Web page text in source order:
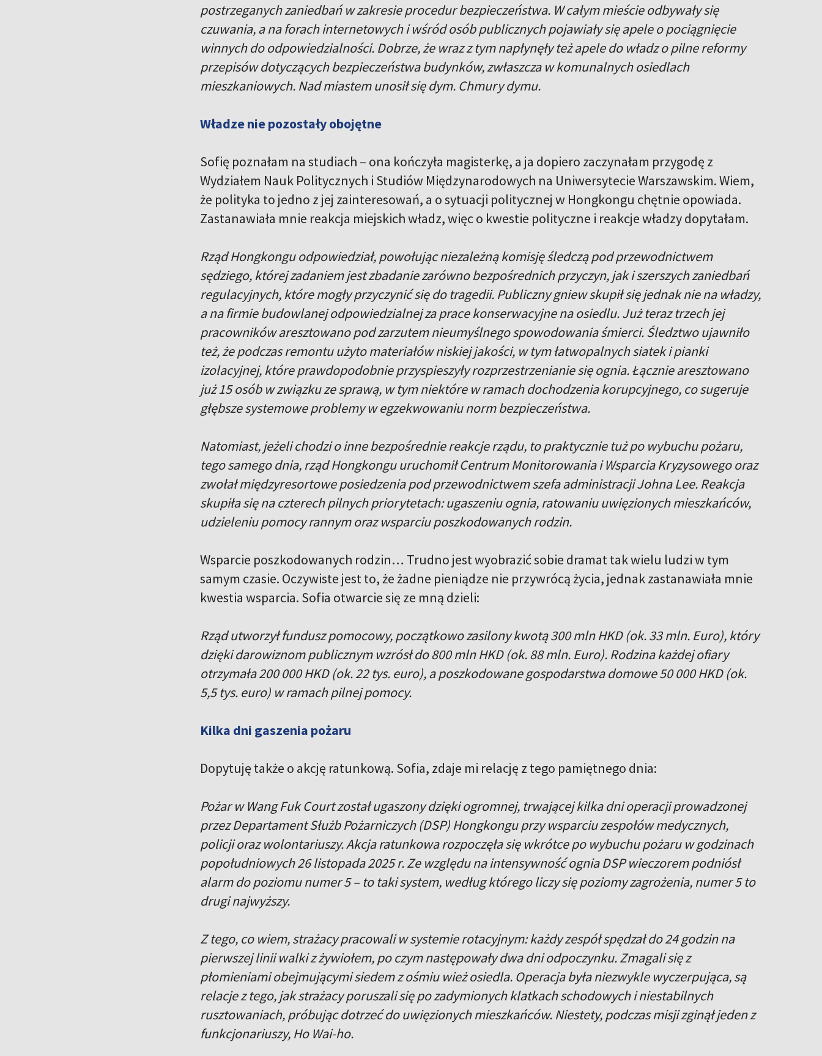
postrzeganych zaniedbań w zakresie procedur bezpieczeństwa. W całym mieście odbywały się
czuwania, a na forach internetowych i wśród osób publicznych pojawiały się apele o pociągnięcie
winnych do odpowiedzialności. Dobrze, że wraz z tym napłynęły też apele do władz o pilne reformy
przepisów dotyczących bezpieczeństwa budynków, zwłaszcza w komunalnych osiedlach
mieszkaniowych. Nad miastem unosił się dym. Chmury dymu.
Władze nie pozostały obojętne
Sofię poznałam na studiach – ona kończyła magisterkę, a ja dopiero zaczynałam przygodę z
Wydziałem Nauk Politycznych i Studiów Międzynarodowych na Uniwersytecie Warszawskim. Wiem,
że polityka to jedno z jej zainteresowań, a o sytuacji politycznej w Hongkongu chętnie opowiada.
Zastanawiała mnie reakcja miejskich władz, więc o kwestie polityczne i reakcje władzy dopytałam.
Rząd Hongkongu odpowiedział, powołując niezależną komisję śledczą pod przewodnictwem
sędziego, której zadaniem jest zbadanie zarówno bezpośrednich przyczyn, jak i szerszych zaniedbań
regulacyjnych, które mogły przyczynić się do tragedii. Publiczny gniew skupił się jednak nie na władzy,
a na firmie budowlanej odpowiedzialnej za prace konserwacyjne na osiedlu. Już teraz trzech jej
pracowników aresztowano pod zarzutem nieumyślnego spowodowania śmierci. Śledztwo ujawniło
też, że podczas remontu użyto materiałów niskiej jakości, w tym łatwopalnych siatek i pianki
izolacyjnej, które prawdopodobnie przyspieszyły rozprzestrzenianie się ognia. Łącznie aresztowano
już 15 osób w związku ze sprawą, w tym niektóre w ramach dochodzenia korupcyjnego, co sugeruje
głębsze systemowe problemy w egzekwowaniu norm bezpieczeństwa.
Natomiast, jeżeli chodzi o inne bezpośrednie reakcje rządu, to praktycznie tuż po wybuchu pożaru,
tego samego dnia, rząd Hongkongu uruchomił Centrum Monitorowania i Wsparcia Kryzysowego oraz
zwołał międzyresortowe posiedzenia pod przewodnictwem szefa administracji Johna Lee. Reakcja
skupiła się na czterech pilnych priorytetach: ugaszeniu ognia, ratowaniu uwięzionych mieszkańców,
udzieleniu pomocy rannym oraz wsparciu poszkodowanych rodzin.
Wsparcie poszkodowanych rodzin… Trudno jest wyobrazić sobie dramat tak wielu ludzi w tym
samym czasie. Oczywiste jest to, że żadne pieniądze nie przywrócą życia, jednak zastanawiała mnie
kwestia wsparcia. Sofia otwarcie się ze mną dzieli:
Rząd utworzył fundusz pomocowy, początkowo zasilony kwotą 300 mln HKD (ok. 33 mln. Euro), który
dzięki darowiznom publicznym wzrósł do 800 mln HKD (ok. 88 mln. Euro). Rodzina każdej ofiary
otrzymała 200 000 HKD (ok. 22 tys. euro), a poszkodowane gospodarstwa domowe 50 000 HKD (ok.
5,5 tys. euro) w ramach pilnej pomocy.
Kilka dni gaszenia pożaru
Dopytuję także o akcję ratunkową. Sofia, zdaje mi relację z tego pamiętnego dnia:
Pożar w Wang Fuk Court został ugaszony dzięki ogromnej, trwającej kilka dni operacji prowadzonej
przez Departament Służb Pożarniczych (DSP) Hongkongu przy wsparciu zespołów medycznych,
policji oraz wolontariuszy. Akcja ratunkowa rozpoczęła się wkrótce po wybuchu pożaru w godzinach
popołudniowych 26 listopada 2025 r. Ze względu na intensywność ognia DSP wieczorem podniósł
alarm do poziomu numer 5 – to taki system, według którego liczy się poziomy zagrożenia, numer 5 to
drugi najwyższy.
Z tego, co wiem, strażacy pracowali w systemie rotacyjnym: każdy zespół spędzał do 24 godzin na
pierwszej linii walki z żywiołem, po czym następowały dwa dni odpoczynku. Zmagali się z
płomieniami obejmującymi siedem z ośmiu wież osiedla. Operacja była niezwykle wyczerpująca, są
relacje z tego, jak strażacy poruszali się po zadymionych klatkach schodowych i niestabilnych
rusztowaniach, próbując dotrzeć do uwięzionych mieszkańców. Niestety, podczas misji zginął jeden z
funkcjonariuszy, Ho Wai-ho.